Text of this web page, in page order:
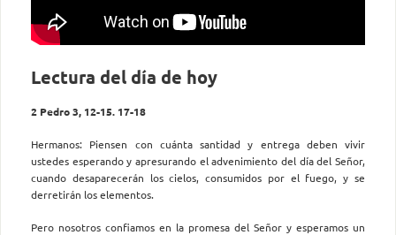
Lectura del día de hoy
2 Pedro 3, 12-15. 17-18
Hermanos: Piensen con cuánta santidad y entrega deben vivir
ustedes esperando y apresurando el advenimiento del día del Señor,
cuando desaparecerán los cielos, consumidos por el fuego, y se
derretirán los elementos.
Pero nosotros confiamos en la promesa del Señor y esperamos un